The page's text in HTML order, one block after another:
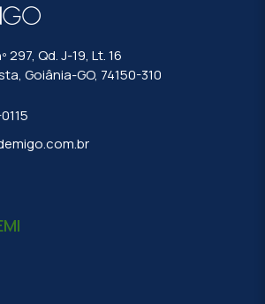
297, Qd. J-19, Lt. 16
Goiânia-GO, 74150-310